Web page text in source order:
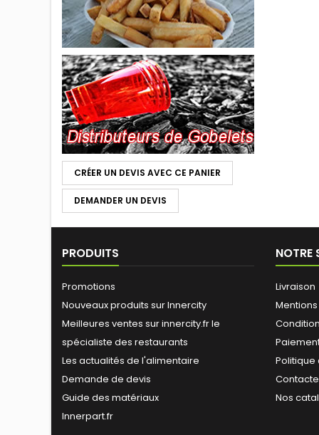
CRÉER UN DEVIS AVEC CE PANIER
DEMANDER UN DEVIS
PRODUITS
Promotions
Nouveaux produits sur Innercity
Meilleures ventes sur innercity.fr le
spécialiste des restaurants
Les actualités de l'alimentaire
Demande de devis
Guide des matériaux
Innerpart.fr
NOTRE
Livraison
Nos